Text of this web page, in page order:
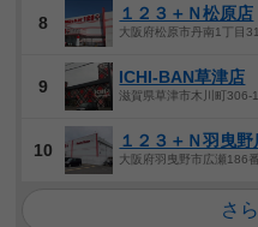
8 １２３＋Ｎ松原店
大阪府松原市丹南1丁目
9 ICHI-BAN草津店
滋賀県草津市木川町306-1
10 １２３＋Ｎ羽曳野
大阪府羽曳野市広瀬186
さ